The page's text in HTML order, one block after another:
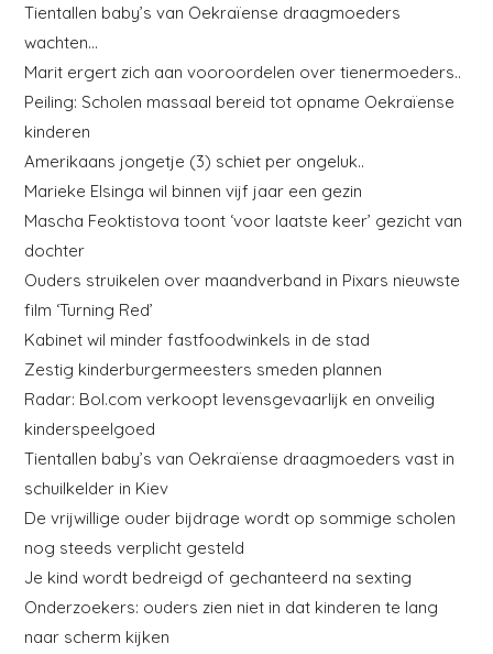
Tientallen baby’s van Oekraïense draagmoeders
wachten…
Marit ergert zich aan vooroordelen over tienermoeders..
Peiling: Scholen massaal bereid tot opname Oekraïense
kinderen
Amerikaans jongetje (3) schiet per ongeluk..
Marieke Elsinga wil binnen vijf jaar een gezin
Mascha Feoktistova toont ‘voor laatste keer’ gezicht van
dochter
Ouders struikelen over maandverband in Pixars nieuwste
film ‘Turning Red’
Kabinet wil minder fastfoodwinkels in de stad
Zestig kinderburgermeesters smeden plannen
Radar: Bol.com verkoopt levensgevaarlijk en onveilig
kinderspeelgoed
Tientallen baby’s van Oekraïense draagmoeders vast in
schuilkelder in Kiev
De vrijwillige ouder bijdrage wordt op sommige scholen
nog steeds verplicht gesteld
Je kind wordt bedreigd of gechanteerd na sexting
Onderzoekers: ouders zien niet in dat kinderen te lang
naar scherm kijken